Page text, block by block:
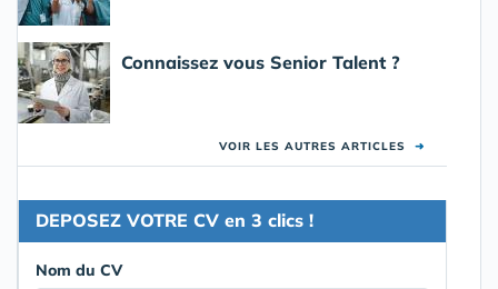
Connaissez vous Senior Talent ?
VOIR LES AUTRES ARTICLES ➜
DEPOSEZ VOTRE CV en 3 clics !
Nom du CV